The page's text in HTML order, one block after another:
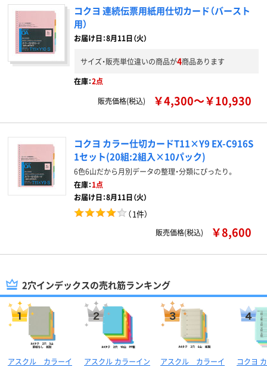
コクヨ 連続伝票用紙用仕切カード（バースト
用）
お届け日：8月11日（火）
サイズ・販売単位違いの商品が4商品あります
在庫：2点
販売価格(税込)
￥4,300～￥10,930
コクヨ カラー仕切カードT11×Y9 EX-C916S
1セット(20組:2組入×10パック)
6色6山だから月別データの整理・分類にぴったり。
在庫：1点
お届け日：8月11日（火）
（1件）
販売価格(税込) ￥8,600
2穴インデックスの売れ筋ランキング
アスクル カラーイ
アスクル カラーイン
アスクル カラーイ
コクヨ